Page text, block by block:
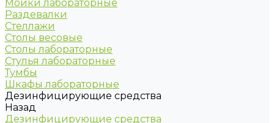
Мойки лабораторные
Раздевалки
Стеллажи
Столы весовые
Столы лабораторные
Стулья лабораторные
Тумбы
Шкафы лабораторные
Дезинфицирующие средства
Назад
Дезинфицирующие средства